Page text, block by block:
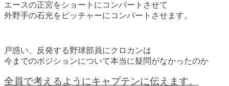
エースの正宮をショートにコンバートさせて
外野手の石光をピッチャーにコンバートさせます。
戸惑い、反発する野球部員にクロカンは
今までのポジションについて本当に疑問がなかったのか
全員で考えるようにキャプテンに伝えます。